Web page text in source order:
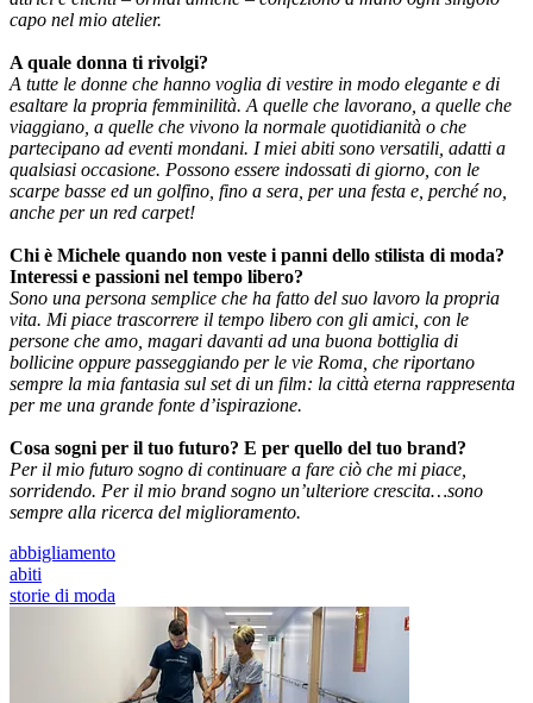
capo nel mio atelier.
A quale donna ti rivolgi?
A tutte le donne che hanno voglia di vestire in modo elegante e di
esaltare la propria femminilità. A quelle che lavorano, a quelle che
viaggiano, a quelle che vivono la normale quotidianità o che
partecipano ad eventi mondani. I miei abiti sono versatili, adatti a
qualsiasi occasione. Possono essere indossati di giorno, con le
scarpe basse ed un golfino, fino a sera, per una festa e, perché no,
anche per un red carpet!
Chi è Michele quando non veste i panni dello stilista di moda?
Interessi e passioni nel tempo libero?
Sono una persona semplice che ha fatto del suo lavoro la propria
vita. Mi piace trascorrere il tempo libero con gli amici, con le
persone che amo, magari davanti ad una buona bottiglia di
bollicine oppure passeggiando per le vie Roma, che riportano
sempre la mia fantasia sul set di un film: la città eterna rappresenta
per me una grande fonte d’ispirazione.
Cosa sogni per il tuo futuro? E per quello del tuo brand?
Per il mio futuro sogno di continuare a fare ciò che mi piace,
sorridendo. Per il mio brand sogno un’ulteriore crescita…sono
sempre alla ricerca del miglioramento.
abbigliamento
abiti
storie di moda